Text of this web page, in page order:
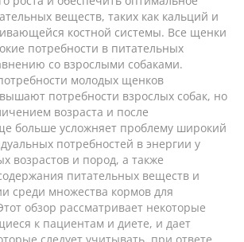
веществ, таких как кальций и
костной системы. Все щенки
потребности в питательных
со взрослыми собаками.
молодых щенков
потребности взрослых собак, но
возраста и после
больше усложняет проблему широкий
потребностей в энергии у
возрастов и пород, а также
питательных веществ и
среди множества кормов для
обзор рассматривает некоторые
к пациентам и диете, и дает